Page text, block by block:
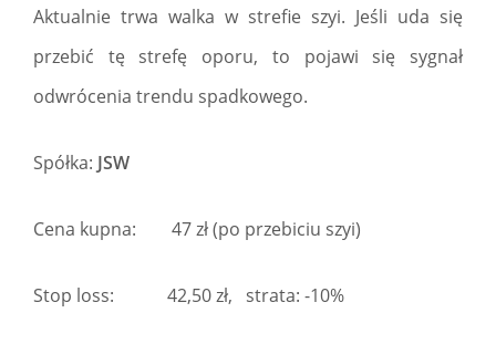
Aktualnie trwa walka w strefie szyi. Jeśli uda się
przebić tę strefę oporu, to pojawi się sygnał
odwrócenia trendu spadkowego.
Spółka: JSW
Cena kupna: 47 zł (po przebiciu szyi)
Stop loss: 42,50 zł, strata: -10%